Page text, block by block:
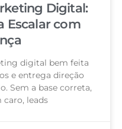
Digital:
Escalar com
digital bem feita
e entrega direção
Sem a base correta,
caro, leads